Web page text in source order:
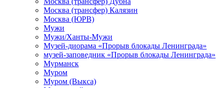
Москва (трансфер) Калязин
Москва (ЮРВ)
Мужи
Мужи/Ханты-Мужи
Музей-диорама «Прорыв блокады Ленинграда»
музей-заповедник «Прорыв блокады Ленинграда»
Мурманск
Муром
Муром (Выкса)